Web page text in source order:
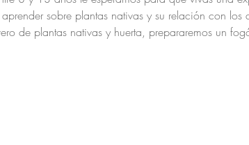
sobre plantas nativas y su relación con
de plantas nativas y huerta, prepararemos un